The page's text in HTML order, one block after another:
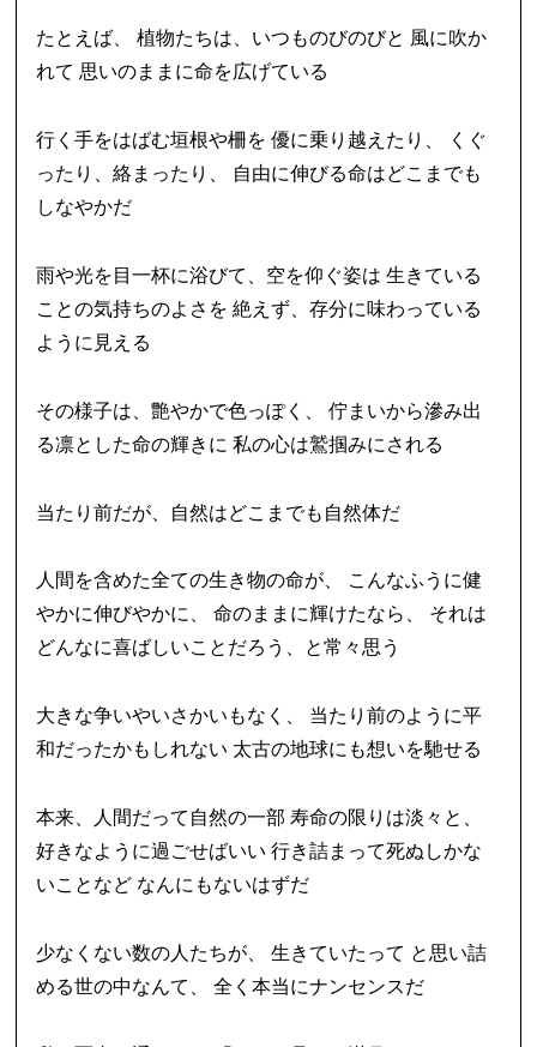
たとえば、 植物たちは、いつものびのびと 風に吹か
れて 思いのままに命を広げている
行く手をはばむ垣根や柵を 優に乗り越えたり、 くぐ
ったり、絡まったり、 自由に伸びる命はどこまでも
しなやかだ
雨や光を目一杯に浴びて、空を仰ぐ姿は 生きている
ことの気持ちのよさを 絶えず、存分に味わっている
ように見える
その様子は、艶やかで色っぽく、 佇まいから滲み出
る凛とした命の輝きに 私の心は鷲掴みにされる
当たり前だが、自然はどこまでも自然体だ
人間を含めた全ての生き物の命が、 こんなふうに健
やかに伸びやかに、 命のままに輝けたなら、 それは
どんなに喜ばしいことだろう、と常々思う
大きな争いやいさかいもなく、 当たり前のように平
和だったかもしれない 太古の地球にも想いを馳せる
本来、人間だって自然の一部 寿命の限りは淡々と、
好きなように過ごせばいい 行き詰まって死ぬしかな
いことなど なんにもないはずだ
少なくない数の人たちが、 生きていたって と思い詰
める世の中なんて、 全く本当にナンセンスだ